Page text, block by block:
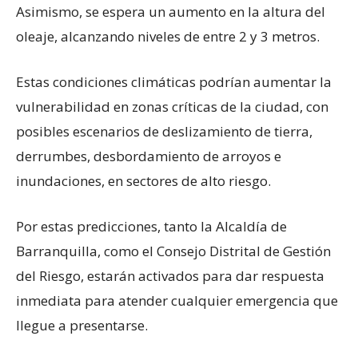
Asimismo, se espera un aumento en la altura del
oleaje, alcanzando niveles de entre 2 y 3 metros.
Estas condiciones climáticas podrían aumentar la
vulnerabilidad en zonas críticas de la ciudad, con
posibles escenarios de deslizamiento de tierra,
derrumbes, desbordamiento de arroyos e
inundaciones, en sectores de alto riesgo.
Por estas predicciones, tanto la Alcaldía de
Barranquilla, como el Consejo Distrital de Gestión
del Riesgo, estarán activados para dar respuesta
inmediata para atender cualquier emergencia que
llegue a presentarse.